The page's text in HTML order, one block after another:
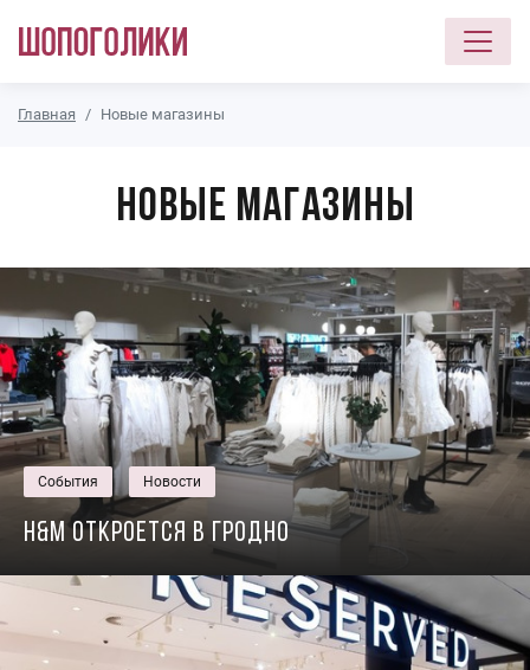
Главная Новые магазины
Новые магазины
События Новости
H&M откроется в Гродно